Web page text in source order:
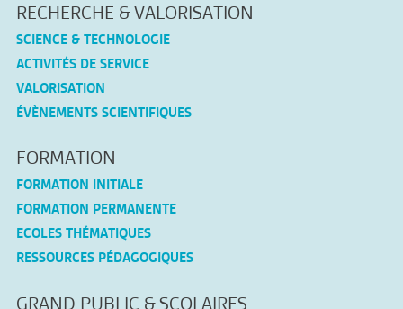
RECHERCHE & VALORISATION
SCIENCE & TECHNOLOGIE
ACTIVITÉS DE SERVICE
VALORISATION
ÉVÈNEMENTS SCIENTIFIQUES
FORMATION
FORMATION INITIALE
FORMATION PERMANENTE
ECOLES THÉMATIQUES
RESSOURCES PÉDAGOGIQUES
GRAND PUBLIC & SCOLAIRES